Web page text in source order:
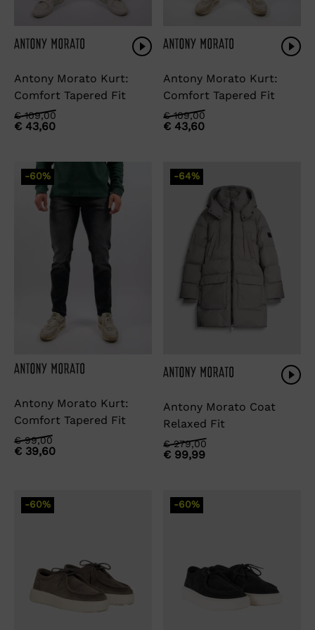
Antony Morato Kurt:
Comfort Tapered Fit
€109,00
Oorspronkelijke
prijs
€ 43,60
Huidige
prijs
Antony Morato Kurt:
Comfort Tapered Fit
€109,00
Oorspronkelijke
prijs
€ 43,60
Huidige
prijs
-60%
Antony Morato Kurt:
Comfort Tapered Fit
€99,00
Oorspronkelijke
prijs
€ 39,60
Huidige
prijs
-64%
Antony Morato Coat
Relaxed Fit
€279,00
Oorspronkelijke
prijs
€ 99,99
Huidige
prijs
-60% -60%